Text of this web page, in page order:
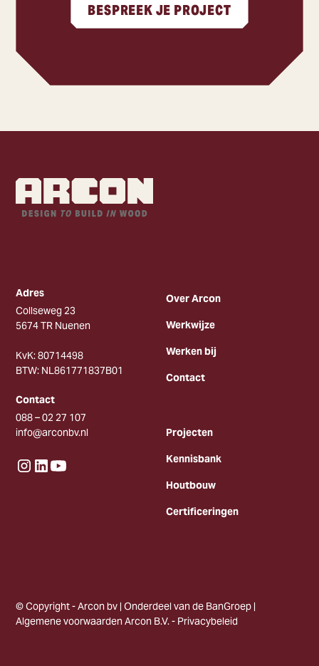
BESPREEK JE PROJECT
Adres
Collseweg 23
5674 TR Nuenen
KvK: 80714498
BTW: NL861771837B01
Contact
088 – 02 27 107
info@arconbv.nl
Over Arcon
Werkwijze
Werken bij
Contact
Projecten
Kennisbank
Houtbouw
Certificeringen
© Copyright - Arcon bv | Onderdeel van de BanGroep |
Algemene voorwaarden Arcon B.V.- Privacybeleid